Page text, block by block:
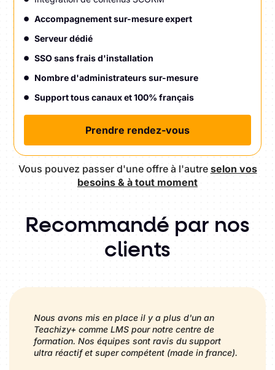
Accompagnement sur-mesure expert
Serveur dédié
SSO sans frais d'installation
Nombre d'administrateurs sur-mesure
Support tous canaux et 100% français
Prendre rendez-vous
Vous pouvez passer d'une offre à l'autre selon vos
besoins & à tout moment
Recommandé par nos
clients
Nous avons mis en place il y a plus d'un an
Teachizy+ comme LMS pour notre centre de
formation. Nos équipes sont ravis du support
ultra réactif et super compétent (made in france).